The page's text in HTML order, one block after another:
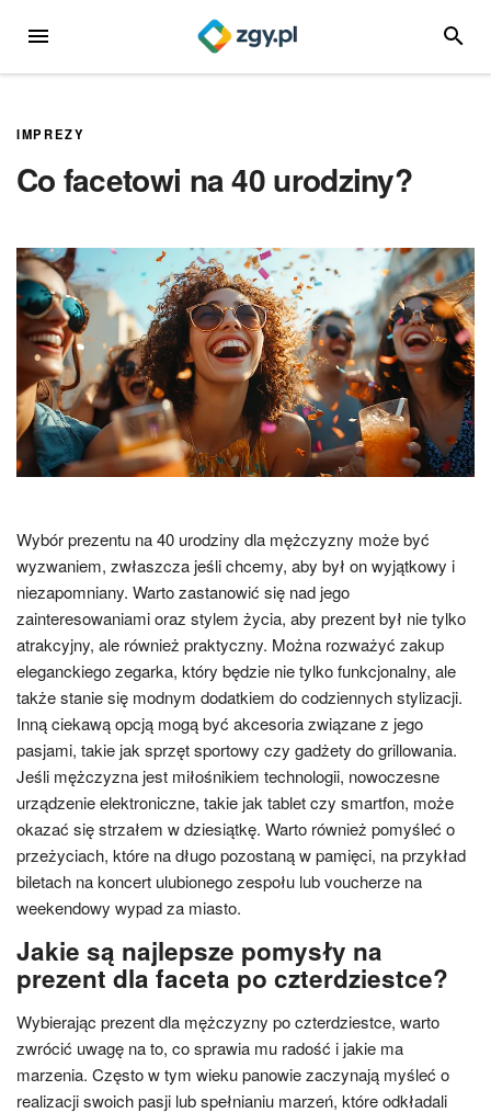
MENU
IMPREZY
Co facetowi na 40 urodziny?
Wybór prezentu na 40 urodziny dla mężczyzny może być
wyzwaniem, zwłaszcza jeśli chcemy, aby był on wyjątkowy i
niezapomniany. Warto zastanowić się nad jego
zainteresowaniami oraz stylem życia, aby prezent był nie tylko
atrakcyjny, ale również praktyczny. Można rozważyć zakup
eleganckiego zegarka, który będzie nie tylko funkcjonalny, ale
także stanie się modnym dodatkiem do codziennych stylizacji.
Inną ciekawą opcją mogą być akcesoria związane z jego
pasjami, takie jak sprzęt sportowy czy gadżety do grillowania.
Jeśli mężczyzna jest miłośnikiem technologii, nowoczesne
urządzenie elektroniczne, takie jak tablet czy smartfon, może
okazać się strzałem w dziesiątkę. Warto również pomyśleć o
przeżyciach, które na długo pozostaną w pamięci, na przykład
biletach na koncert ulubionego zespołu lub voucherze na
weekendowy wypad za miasto.
Jakie są najlepsze pomysły na
prezent dla faceta po czterdziestce?
Wybierając prezent dla mężczyzny po czterdziestce, warto
zwrócić uwagę na to, co sprawia mu radość i jakie ma
marzenia. Często w tym wieku panowie zaczynają myśleć o
realizacji swoich pasji lub spełnianiu marzeń, które odkładali